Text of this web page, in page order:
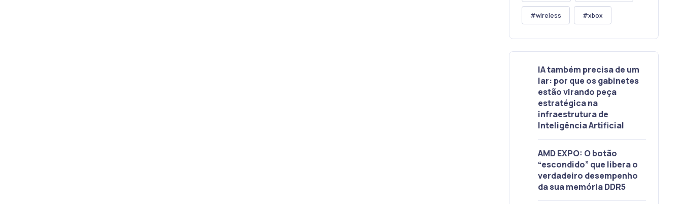
wireless xbox
IA também precisa de um
lar: por que os gabinetes
estão virando peça
estratégica na
infraestrutura de
Inteligência Artificial
AMD EXPO: O botão
“escondido” que libera o
verdadeiro desempenho
da sua memória DDR5